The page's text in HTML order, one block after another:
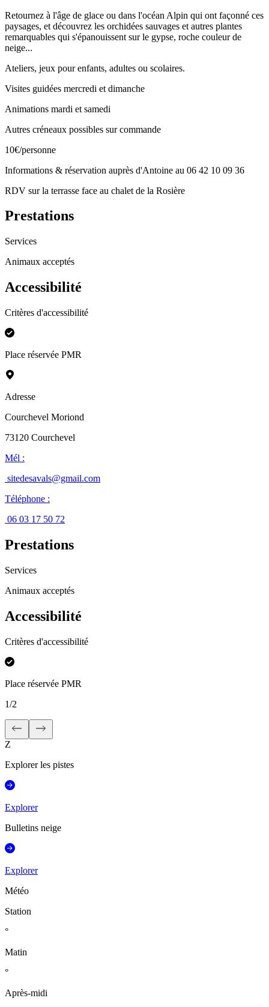
Retournez à l'âge de glace ou dans l'océan Alpin qui ont façonné ces
paysages, et découvrez les orchidées sauvages et autres plantes
remarquables qui s'épanouissent sur le gypse, roche couleur de
neige...
Ateliers, jeux pour enfants, adultes ou scolaires.
Visites guidées mercredi et dimanche
Animations mardi et samedi
Autres créneaux possibles sur commande
10€/personne
Informations & réservation auprès d'Antoine au 06 42 10 09 36
RDV sur la terrasse face au chalet de la Rosière
Prestations
Services
Animaux acceptés
Accessibilité
Critères d'accessibilité
Place réservée PMR
Adresse
Courchevel Moriond
73120 Courchevel
Mél :
sitedesavals@gmail.com
Téléphone :
06 03 17 50 72
Prestations
Services
Animaux acceptés
Accessibilité
Critères d'accessibilité
Place réservée PMR
1/2
Z
Explorer les pistes
Explorer
Bulletins neige
Explorer
Météo
Station
°
Matin
°
Après-midi